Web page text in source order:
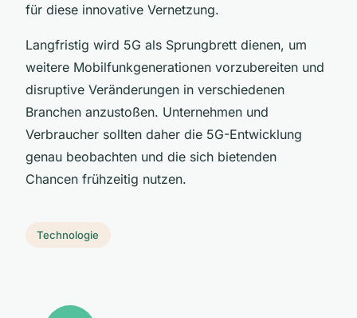
für diese innovative Vernetzung.
Langfristig wird 5G als Sprungbrett dienen, um
weitere Mobilfunkgenerationen vorzubereiten und
disruptive Veränderungen in verschiedenen
Branchen anzustoßen. Unternehmen und
Verbraucher sollten daher die 5G-Entwicklung
genau beobachten und die sich bietenden
Chancen frühzeitig nutzen.
Technologie